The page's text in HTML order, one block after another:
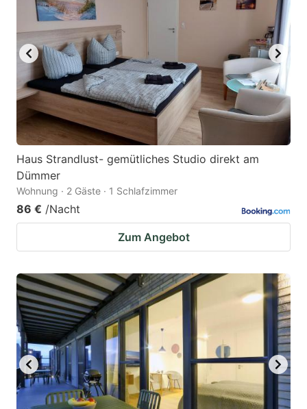
Haus Strandlust- gemütliches Studio direkt am
Dümmer
Wohnung · 2 Gäste · 1 Schlafzimmer
86 € /Nacht
Zum Angebot